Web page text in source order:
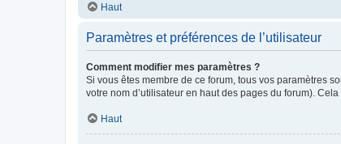
Haut
Paramètres et préférences de l’utilisateur
Comment modifier mes paramètres ?
Si vous êtes membre de ce forum, tous vos paramètres
votre nom d’utilisateur en haut des pages du forum).
Haut